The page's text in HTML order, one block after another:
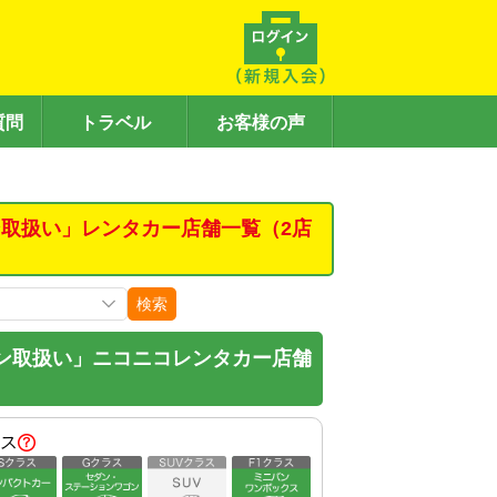
問 トラベル お客様の声
扱い」レンタカー店舗一覧（2店
検索
取扱い」ニコニコレンタカー店舗